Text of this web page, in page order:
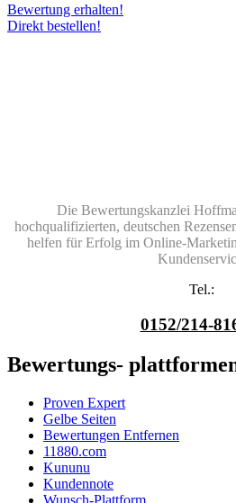
Bewertung erhalten!
Direkt bestellen!
Die Bewertungskanzlei
hochqualifizierten, deutschen
helfen für Erfolg im Online-
Tel.:
0152/214-
Bewertungs-
Proven Expert
Gelbe Seiten
Bewertungen Entfernen
11880.com
Kununu
Kundennote
Wunsch-Plattform